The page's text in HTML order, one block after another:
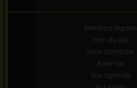
Mentions légales
Plan du site
Nous contacter
Barèmes
Nos agences